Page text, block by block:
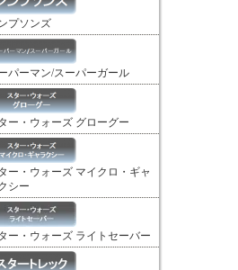
プソンズ
パーマン/スーパーガール
ー・ウォーズ グローグー
ー・ウォーズ マイクロ・ギャ
シー
ー・ウォーズ ライトセーバー